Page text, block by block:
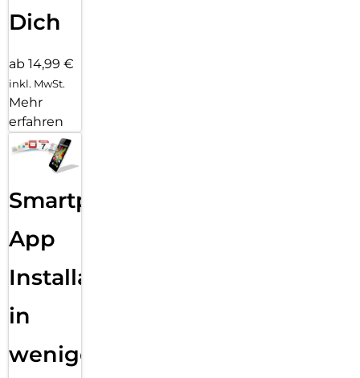
Dich
ab 14,99 €
inkl. MwSt.
Mehr
erfahren
Smartphone
App
Installation
in
wenigen